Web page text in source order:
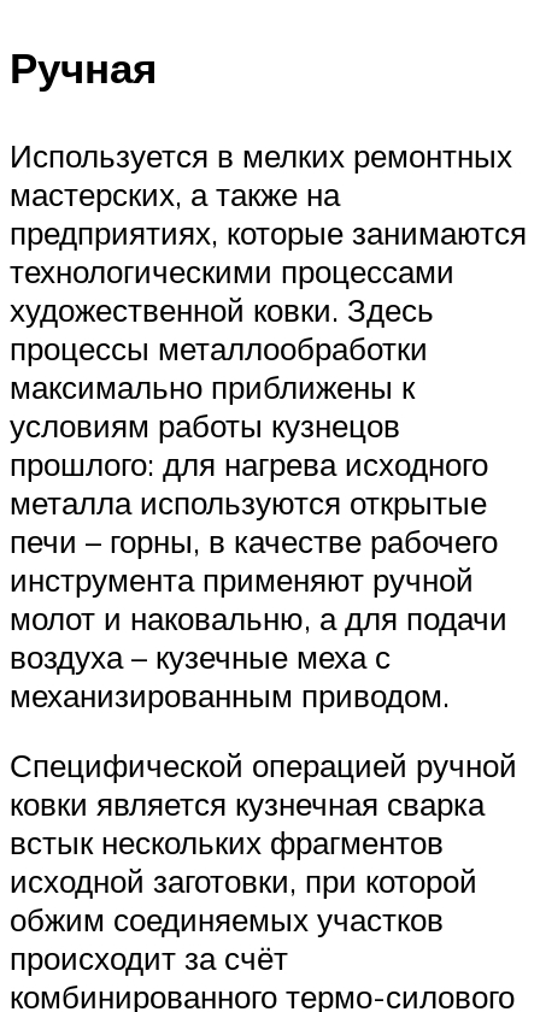
Ручная
Используется в мелких ремонтных
мастерских, а также на
предприятиях, которые занимаются
технологическими процессами
художественной ковки. Здесь
процессы металлообработки
максимально приближены к
условиям работы кузнецов
прошлого: для нагрева исходного
металла используются открытые
печи – горны, в качестве рабочего
инструмента применяют ручной
молот и наковальню, а для подачи
воздуха – кузечные меха с
механизированным приводом.
Специфической операцией ручной
ковки является кузнечная сварка
встык нескольких фрагментов
исходной заготовки, при которой
обжим соединяемых участков
происходит за счёт
комбинированного термо-силового